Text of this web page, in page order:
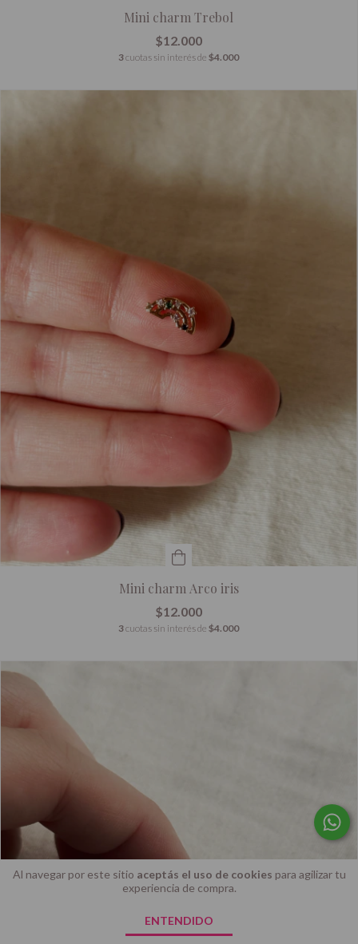
Al navegar por este sitio aceptás el uso de cookies para agilizar tu
experiencia de compra.
ENTENDIDO
Mini charm Trebol
$12.000
3cuotas sin interés de $4.000
Mini charm Arco iris
$12.000
3cuotas sin interés de $4.000